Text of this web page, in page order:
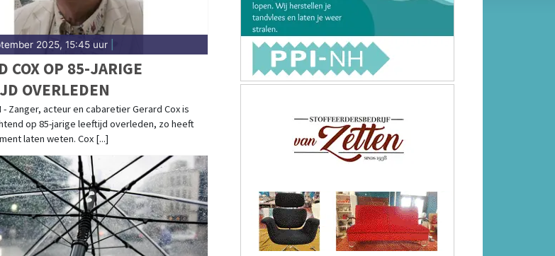
2025, 15:45 uur|
COX OP 85-JARIGE
OVERLEDEN
- Zanger, acteur en cabaretier Gerard Cox is
op 85-jarige leeftijd overleden, zo heeft
laten weten. Cox [...]